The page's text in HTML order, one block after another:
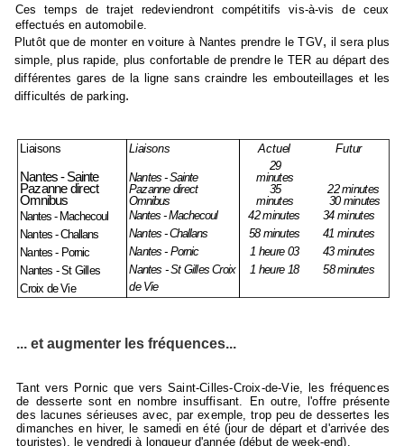
Ces temps de trajet redeviendront compétitifs vis-à-vis de ceux
effectués en auto­mobile.
Plutôt que de monter en voiture à Nantes prendre le TGV, il sera plus
simple, plus rapide, plus confortable de prendre le TER au départ des
différentes gares de la ligne sans craindre les embouteillages et les
difficultés de parking.
Liaisons Liaisons Actuel Futur
Nantes - Sainte
Pazanne direct
Omnibus
Nantes - Sainte
Pazanne direct
Omnibus
29
minutes
35
minutes
22 minutes
30 minutes
Nantes - Machecoul
Nantes - Machecoul 42 minutes
34 minutes
Nantes - Challans
Nantes - Challans 58 minutes
41 minutes
Nantes - Pornic
Nantes - Pornic 1 heure 03
43 minutes
Nantes - St Gilles
Croix de Vie
Nantes - St Gilles Croix
de Vie
1 heure 18 58 minutes
... et augmenter les fréquences...
Tant vers Pornic que vers Saint-Cilles-Croix-de-Vie, les fréquences
de desserte sont en nombre insuffisant. En outre, l'offre présente
des lacunes sérieuses avec, par exemple, trop peu de dessertes les
dimanches en hiver, le samedi en été (jour de départ et d'arrivée des
touristes), le vendredi à longueur d'année (début de week-end).